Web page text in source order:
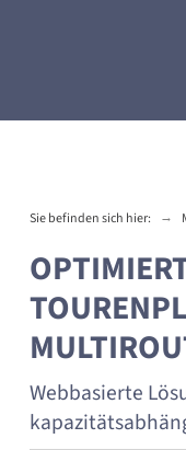
Sie befinden sich hier: →
Webbasierte